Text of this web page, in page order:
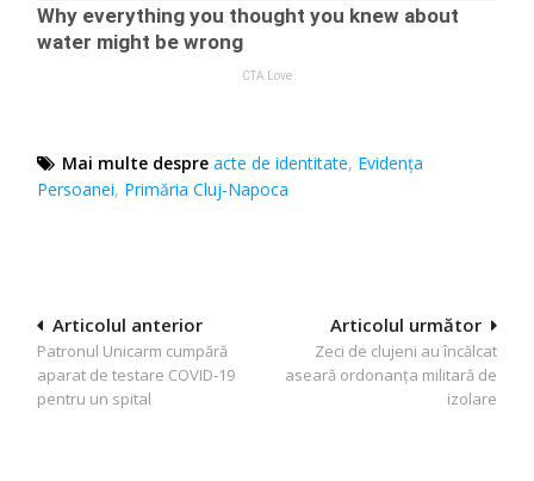
Mai multe despre acte de identitate, Evidența
Persoanei, Primăria Cluj-Napoca
Navigare
în
articole
Articolul următor
Zeci de clujeni au încălcat
aseară ordonanța militară de
izolare
Articolul anterior
Patronul Unicarm cumpără
aparat de testare COVID-19
pentru un spital